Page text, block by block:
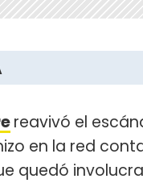
reavivó el
en la red
quedó